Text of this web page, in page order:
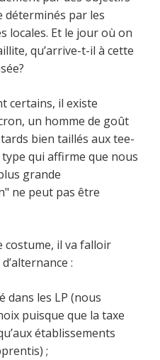
déterminés par les
locales. Et le jour où on
qu’arrive-t-il à cette
certains, il existe
un homme de goût
bien taillés aux tee-
qui affirme que nous
grande
ne peut pas être
costume, il va falloir
:
dans les LP (nous
puisque que la taxe
établissements
;